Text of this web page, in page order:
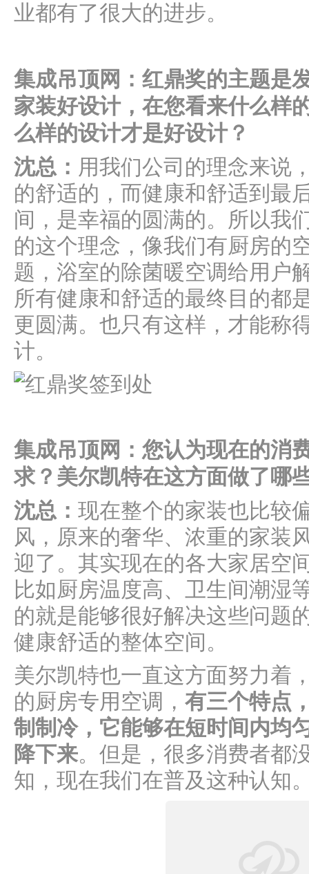
业都有了很大的进步。
集成吊顶网：红鼎奖的主题是
家装好设计，在您看来什么样
么样的设计才是好设计？
沈总： 用我们公司的理念来说
的舒适的，而健康和舒适到最
间，是幸福的圆满的。所以我
的这个理念，像我们有厨房的
题，浴室的除菌暖空调给用户
所有健康和舒适的最终目的都
更圆满。也只有这样，才能称
计。
集成吊顶网：您认为现在的消
求？美尔凯特在这方面做了哪
沈总： 现在整个的家装也比较
风，原来的奢华、浓重的家装
迎了。其实现在的各大家居空
比如厨房温度高、卫生间潮湿
的就是能够很好解决这些问题
健康舒适的整体空间。
美尔凯特也一直这方面努力着
的厨房专用空调， 有三个特点
制制冷，它能够在短时间内均
降下来。但是，很多消费者都
知，现在我们在普及这种认知